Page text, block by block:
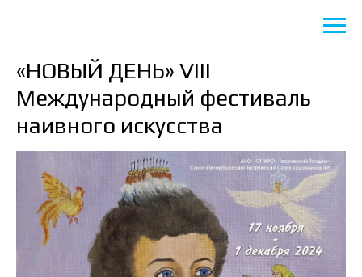
«НОВЫЙ ДЕНЬ» VIII
Международный фестиваль
наивного искусства